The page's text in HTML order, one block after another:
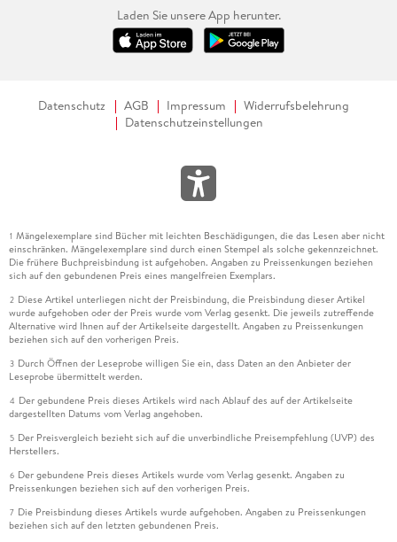
Laden Sie unsere App herunter.
Datenschutz AGB Impressum
Widerrufsbelehrung
Datenschutzeinstellungen
1 Mängelexemplare sind Bücher mit leichten Beschädigungen, die das Lesen aber nicht
einschränken. Mängelexemplare sind durch einen Stempel als solche gekennzeichnet.
Die frühere Buchpreisbindung ist aufgehoben. Angaben zu Preissenkungen beziehen
sich auf den gebundenen Preis eines mangelfreien Exemplars.
2 Diese Artikel unterliegen nicht der Preisbindung, die Preisbindung dieser Artikel
wurde aufgehoben oder der Preis wurde vom Verlag gesenkt. Die jeweils zutreffende
Alternative wird Ihnen auf der Artikelseite dargestellt. Angaben zu Preissenkungen
beziehen sich auf den vorherigen Preis.
3 Durch Öffnen der Leseprobe willigen Sie ein, dass Daten an den Anbieter der
Leseprobe übermittelt werden.
4 Der gebundene Preis dieses Artikels wird nach Ablauf des auf der Artikelseite
dargestellten Datums vom Verlag angehoben.
5 Der Preisvergleich bezieht sich auf die unverbindliche Preisempfehlung (UVP) des
Herstellers.
6 Der gebundene Preis dieses Artikels wurde vom Verlag gesenkt. Angaben zu
Preissenkungen beziehen sich auf den vorherigen Preis.
7 Die Preisbindung dieses Artikels wurde aufgehoben. Angaben zu Preissenkungen
beziehen sich auf den letzten gebundenen Preis.